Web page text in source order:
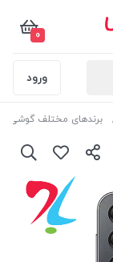
0
ورود
برندهای مختلف گوشی